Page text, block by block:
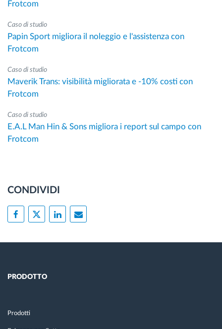
Frotcom
Caso di studio
Papin Sport migliora il noleggio e l'assistenza con
Frotcom
Caso di studio
Maverik Trans: visibilità migliorata e -10% costi con
Frotcom
Caso di studio
E.A.L Man Hin & Sons migliora i report sul campo con
Frotcom
CONDIVIDI
PRODOTTO
Prodotti